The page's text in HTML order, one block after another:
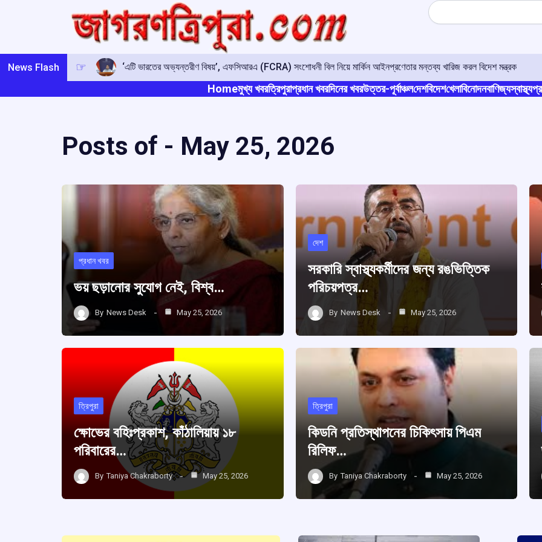
Search
News Flash ‘এটি ভারতের অভ্যন্তরীণ বিষয়’, এফসিআরএ (FCRA) সংশোধনী বিল নিয়ে মার্কিন আইনপ্রণেতার মন্তব্য খারিজ করল বিদেশ মন্ত্রক
Homeমুখ্য খবরত্রিপুরাপ্রধান খবরদিনের খবরউত্তর-পূর্বাঞ্চলদেশবিদেশখেলাবিনোদনবাণিজ্যস্বাস্থ্য
Posts of - May 25, 2026
প্রধান খবর
ভয় ছড়ানোর সুযোগ নেই, বিশ্ব…
By News Desk May 25, 2026
দেশ
সরকারি স্বাস্থ্যকর্মীদের জন্য রঙভিত্তিক
পরিচয়পত্র…
By News Desk May 25, 2026
ত্রিপুরা
ক্ষোভের বহিঃপ্রকাশ, কাঁঠালিয়ায় ১৮
পরিবারের…
By Taniya Chakraborty May 25, 2026
ত্রিপুরা
কিডনি প্রতিস্থাপনের চিকিৎসায় পিএম
রিলিফ…
By Taniya Chakraborty May 25, 2026